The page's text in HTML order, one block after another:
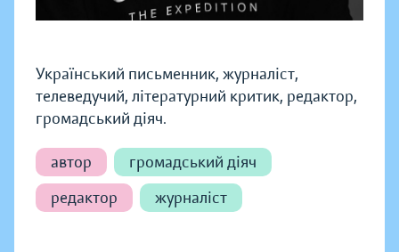
Український письменник, журналіст,
телеведучий, літературний критик, редактор,
громадський діяч.
автор
громадський діяч
редактор
журналіст